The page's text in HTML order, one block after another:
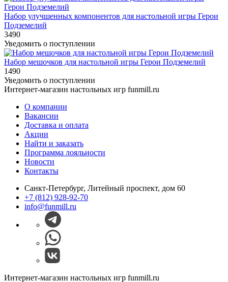
Набор улучшенных компонентов для настольной игры Герои
Подземелий
3490
Уведомить о поступлении
Набор мешочков для настольной игры Герои Подземелий
1490
Уведомить о поступлении
Интернет-магазин настольных игр funmill.ru
О компании
Вакансии
Доставка и оплата
Акции
Найти и заказать
Программа лояльности
Новости
Контакты
Санкт-Петербург, Литейный проспект, дом 60
+7 (812) 928-92-70
info@funmill.ru
Интернет-магазин настольных игр funmill.ru